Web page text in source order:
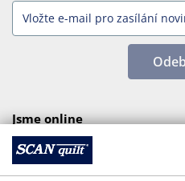
Jsme online